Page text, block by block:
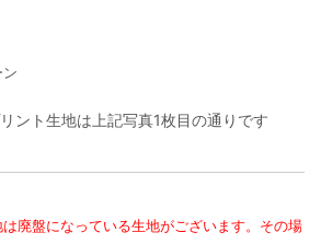
ント生地は上記写真1枚目の通りです
廃盤になっている生地がございます。その場